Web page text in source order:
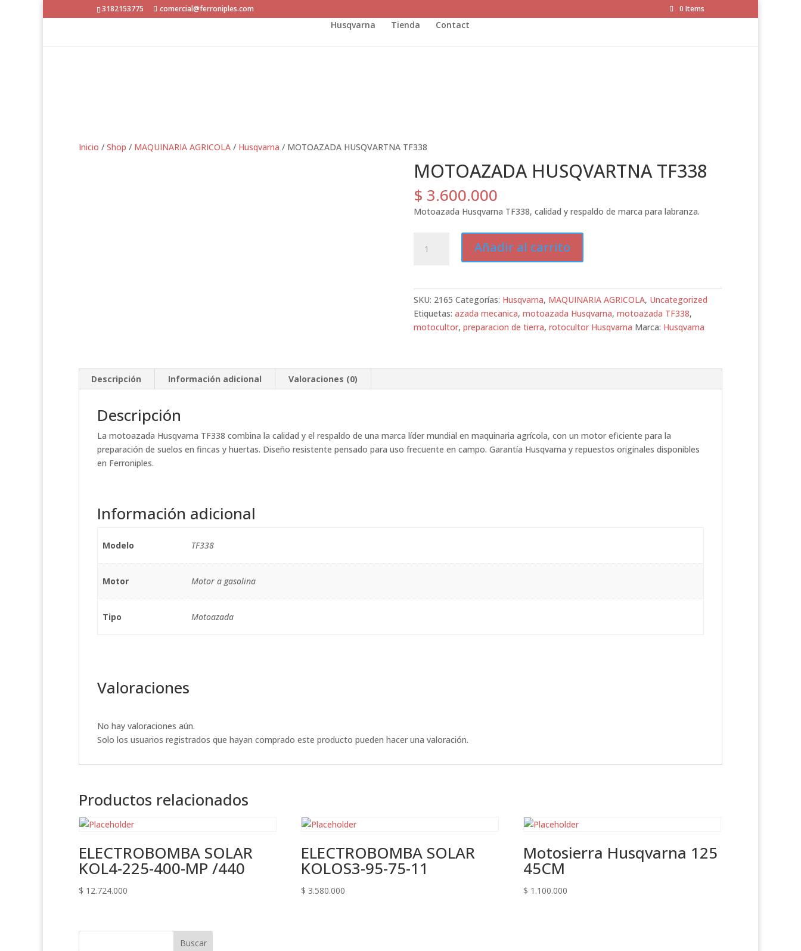
3182153775 comercial@ferroniples.com 0 Items
Husqvarna Tienda Contact
Inicio / Shop / MAQUINARIA AGRICOLA / Husqvarna / MOTOAZADA HUSQVARTNA TF338
MOTOAZADA HUSQVARTNA TF338
$ 3.600.000
Motoazada Husqvarna TF338, calidad y respaldo de marca para labranza.
HUSQVARTNA
Añadir al carrito
SKU: 2165 Categorías: Husqvarna, MAQUINARIA AGRICOLA, Uncategorized
Etiquetas: azada mecanica, motoazada Husqvarna, motoazada TF338,
motocultor, preparacion de tierra, rotocultor Husqvarna Marca: Husqvarna
Descripción Información adicional Valoraciones (0)
Descripción
La motoazada Husqvarna TF338 combina la calidad y el respaldo de una marca líder mundial en maquinaria agrícola, con un motor eficiente para la
preparación de suelos en fincas y huertas. Diseño resistente pensado para uso frecuente en campo. Garantía Husqvarna y repuestos originales disponibles
en Ferroniples.
Información adicional
Modelo TF338
Motor Motor a gasolina
Tipo Motoazada
Valoraciones
No hay valoraciones aún.
Solo los usuarios registrados que hayan comprado este producto pueden hacer una valoración.
Productos relacionados
ELECTROBOMBA SOLAR
KOL4-225-400-MP /440
$ 12.724.000
ELECTROBOMBA SOLAR
KOLOS3-95-75-11
$ 3.580.000
Motosierra Husqvarna 125
45CM
$ 1.100.000
Buscar